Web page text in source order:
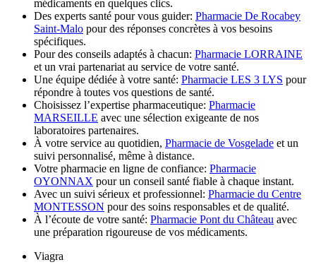
médicaments en quelques clics.
Des experts santé pour vous guider: Pharmacie De Rocabey
Saint-Malo pour des réponses concrètes à vos besoins
spécifiques.
Pour des conseils adaptés à chacun: Pharmacie LORRAINE
et un vrai partenariat au service de votre santé.
Une équipe dédiée à votre santé: Pharmacie LES 3 LYS pour
répondre à toutes vos questions de santé.
Choisissez l’expertise pharmaceutique: Pharmacie
MARSEILLE avec une sélection exigeante de nos
laboratoires partenaires.
À votre service au quotidien, Pharmacie de Vosgelade et un
suivi personnalisé, même à distance.
Votre pharmacie en ligne de confiance: Pharmacie
OYONNAX pour un conseil santé fiable à chaque instant.
Avec un suivi sérieux et professionnel: Pharmacie du Centre
MONTESSON pour des soins responsables et de qualité.
À l’écoute de votre santé: Pharmacie Pont du Château avec
une préparation rigoureuse de vos médicaments.
Viagra